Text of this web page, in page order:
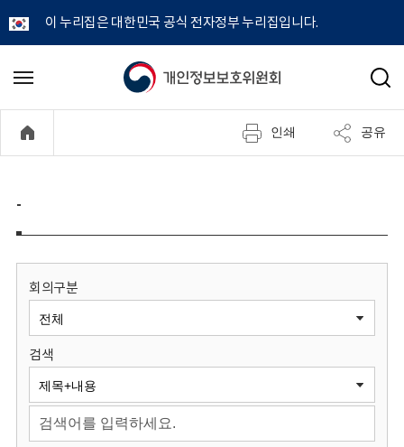
이 누리집은 대한민국 공식 전자정부 누리집입니다.
개
정
보
원
회
메
기
검
인쇄 공유
-
회의구분
검색